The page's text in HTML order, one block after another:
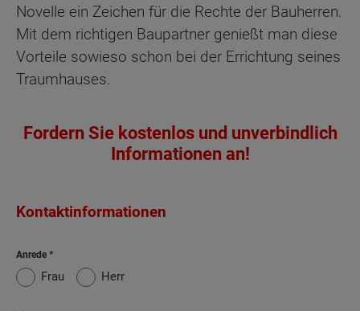
Novelle ein Zeichen für die Rechte der Bauherren.
Mit dem richtigen Baupartner genießt man diese
Vorteile sowieso schon bei der Errichtung seines
Traumhauses.
Fordern Sie kostenlos und unverbindlich
Informationen an!
Kontaktinformationen
Anrede
Frau Herr